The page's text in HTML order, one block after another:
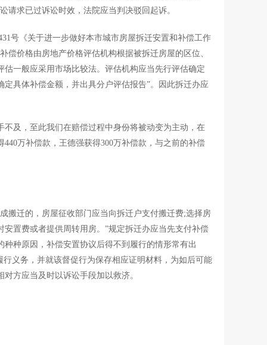
请求已过诉讼时效，法院应当判决驳回起诉。
《关于进一步做好本市城市房屋拆迁安置和补偿工作
偿价格由房地产价格评估机构根据被拆迁房屋的区位、
一般应采用市场比较法。评估机构应当先行评估确定
具体补偿金额，并出具分户评估报告”。因此拆迁办应
及，至此我们在赔偿过程中身份将被动变为主动，在
万补偿款，王德强获得300万补偿款，与之前的补偿
搬迁的，房屋征收部门应当向拆迁户支付搬迁费;选择房
置费或者提供周转用房。”规定拆迁办应当先支付补偿
种原因，补偿安置协议后得不到履行的情形常有出
义务，并就该督促行为保存相应证明材料，为如后可能
方应当及时以诉讼手段加以救济。